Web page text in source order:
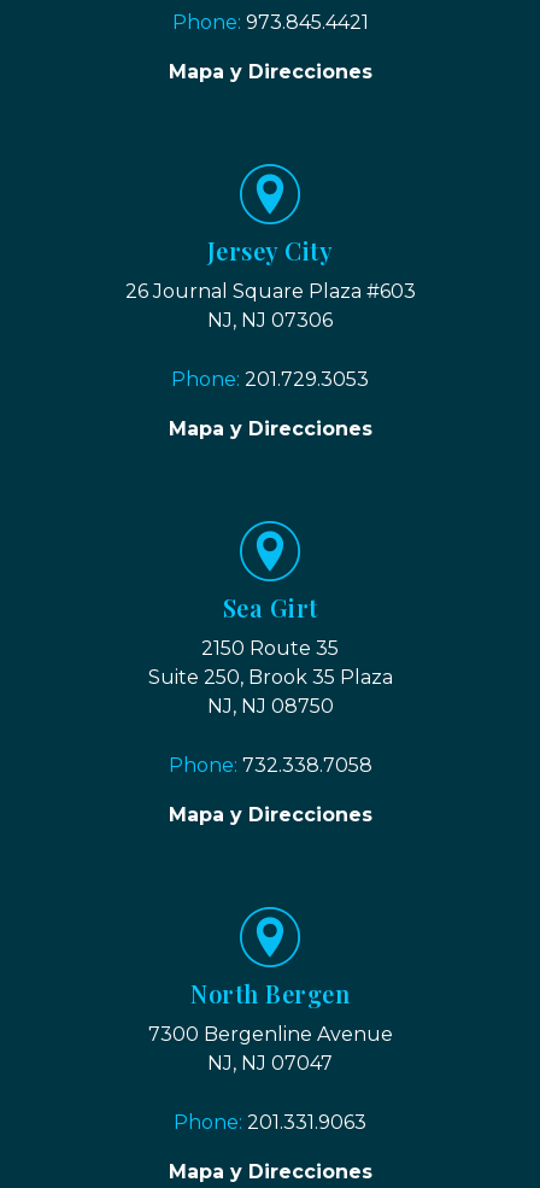
Phone: 973.845.4421
Mapa y Direcciones
Jersey City
26 Journal Square Plaza #603
NJ, NJ 07306
Phone: 201.729.3053
Mapa y Direcciones
Sea Girt
2150 Route 35
Suite 250, Brook 35 Plaza
NJ, NJ 08750
Phone: 732.338.7058
Mapa y Direcciones
North Bergen
7300 Bergenline Avenue
NJ, NJ 07047
Phone: 201.331.9063
Mapa y Direcciones